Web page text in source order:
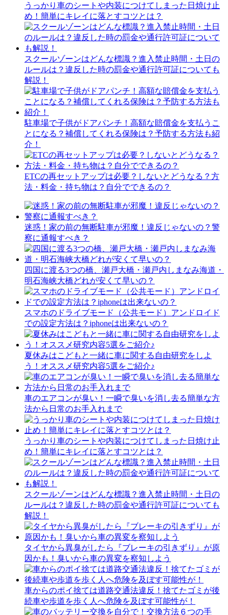
うっかり車のシートや内装につけてしまった日焼け止
め！簡単にキレイに落とすコツとは？
スクールゾーンはどんな標識？進入禁止時間・土日の
ルールは？違反した時の罰金や通行許可証についても
解説！
駐車場で子供がドアパンチ！高額な賠償金を支払うこ
とになる？補償してくれる保険は？予防する方法も紹
介！
ETCの再セットアップは必要？しないとどうなる？方
法・料金・持ち物は？自分でできるの？
迷惑！家の前の無断駐車が邪魔！違反じゃないの？警
察に通報すべき？
四国に渡る3つの橋、瀬戸大橋・瀬戸内しまなみ海道・
明石海峡大橋どれが安くて早いの？
スマホのドライブモード（公共モード）アンドロイド
での設定方法は？iphoneは出来ないの？
夏休みはこどもと一緒に車に関する自由研究をしよ
う！オススメ研究内容5選をご紹介♪
車のエアコンが臭い！一瞬で臭いを消し去る簡単な方
法から日常のお手入れまで
うっかり車のシートや内装につけてしまった日焼け止
め！簡単にキレイに落とすコツとは？
スクールゾーンはどんな標識？進入禁止時間・土日の
ルールは？違反した時の罰金や通行許可証についても
解説！
タイヤから異臭がしたら『ブレーキの引きずり』が原
因かも！臭いから車の異変を察知しよう
車からのポイ捨ては道路交通法違反！捨てたゴミが後
続車や歩道を歩く人へ危険を及ぼす可能性が！